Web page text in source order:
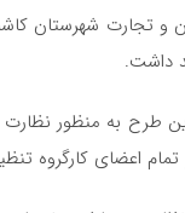
تجارت شهرستان
داشت.
طرح به منظور
اعضای کارگروه